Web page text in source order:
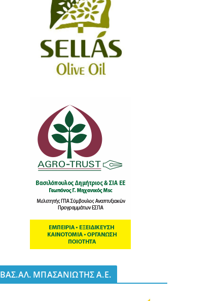
BΑΣ.ΑΛ. ΜΠΑΣΑΝΙΩΤΗΣ Α.Ε.